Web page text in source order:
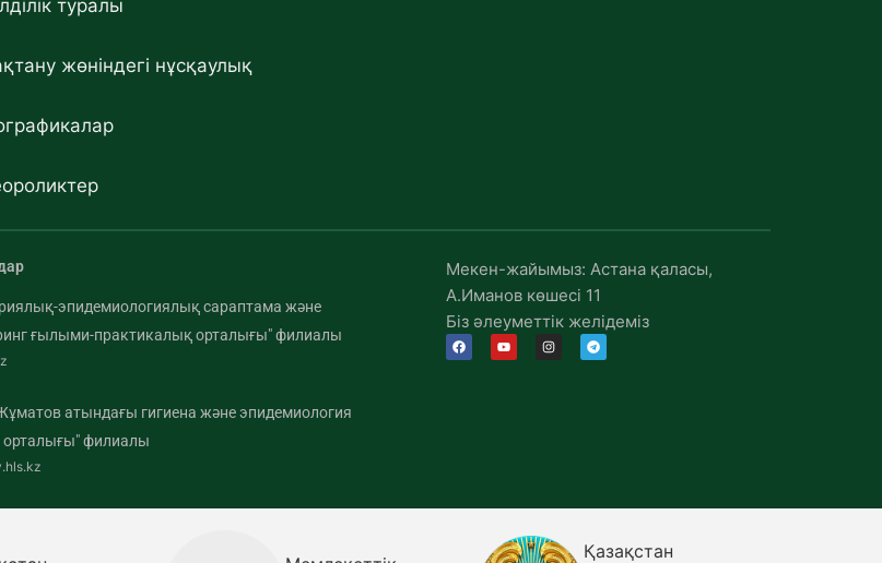
туралы
жөніндегі нұсқаулық
эпидемиологиялық сараптама және
ғылыми-практикалық орталығы" филиалы
атындағы гигиена және эпидемиология
филиалы
Мекен-жайымыз: Астана қаласы,
А.Иманов көшесі 11
Біз әлеуметтік желідеміз
Қазақстан